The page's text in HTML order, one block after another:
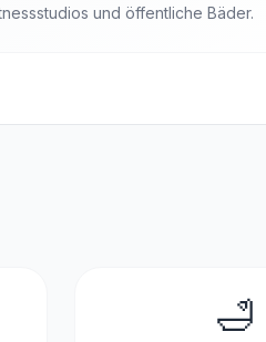
und öffentliche Bäder.
🛁